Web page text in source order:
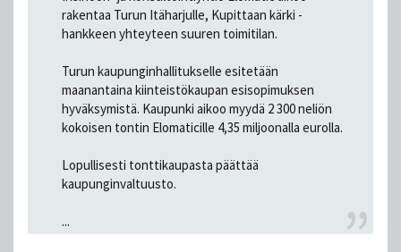
rakentaa Turun Itäharjulle, Kupittaan kärki -
hankkeen yhteyteen suuren toimitilan.
Turun kaupunginhallitukselle esitetään
maanantaina kiinteistökaupan esisopimuksen
hyväksymistä. Kaupunki aikoo myydä 2 300 neliön
kokoisen tontin Elomaticille 4,35 miljoonalla eurolla.
Lopullisesti tonttikaupasta päättää
kaupunginvaltuusto.
...